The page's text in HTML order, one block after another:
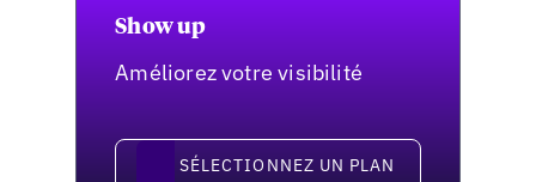
Show up
Améliorez votre visibilité
Sélectionnez un plan
SÉLECTIONNEZ UN PLAN